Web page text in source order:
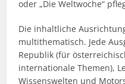
oder „Die Weltwoche“
Die inhaltliche
multithematisch. Jede
Republik (für
internationale Themen),
Wissenswelten und